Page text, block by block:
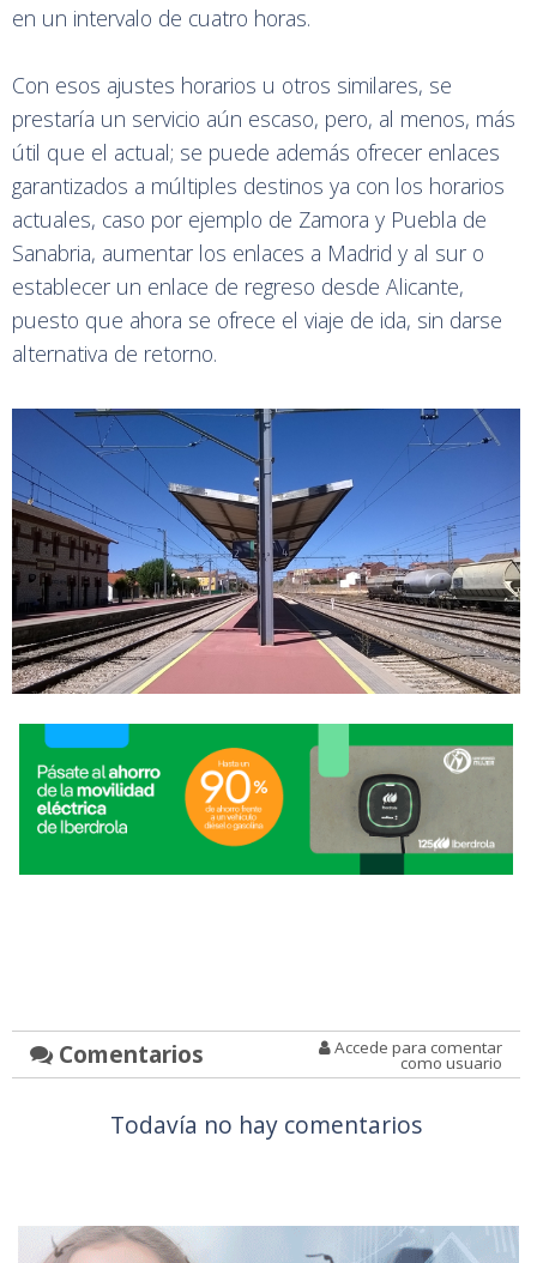
en un intervalo de cuatro horas.
Con esos ajustes horarios u otros similares, se
prestaría un servicio aún escaso, pero, al menos, más
útil que el actual; se puede además ofrecer enlaces
garantizados a múltiples destinos ya con los horarios
actuales, caso por ejemplo de Zamora y Puebla de
Sanabria, aumentar los enlaces a Madrid y al sur o
establecer un enlace de regreso desde Alicante,
puesto que ahora se ofrece el viaje de ida, sin darse
alternativa de retorno.
Comentarios Accede para comentar
como usuario
Todavía no hay comentarios